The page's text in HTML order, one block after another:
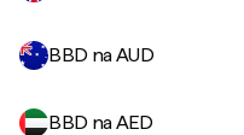
BBD na AUD
BBD na AED